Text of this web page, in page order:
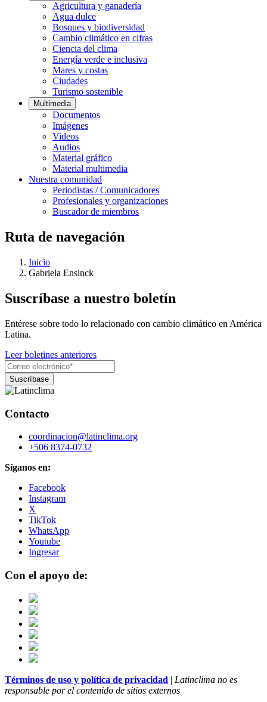
Agricultura y ganadería
Agua dulce
Bosques y biodiversidad
Cambio climático en cifras
Ciencia del clima
Energía verde e inclusiva
Mares y costas
Ciudades
Turismo sostenible
Multimedia
Documentos
Imágenes
Videos
Audios
Material gráfico
Material multimedia
Nuestra comunidad
Periodistas / Comunicadores
Profesionales y organizaciones
Buscador de miembros
Ruta de navegación
Inicio
Gabriela Ensinck
Suscríbase a nuestro boletín
Entérese sobre todo lo relacionado con cambio climático en América
Latina.
Leer boletines anteriores
Contacto
coordinacion@latinclima.org
+506 8374-0732
Síganos en:
Facebook
Instagram
X
TikTok
WhatsApp
Youtube
Ingresar
Con el apoyo de:
Términos de uso y política de privacidad | Latinclima no es
responsable por el contenido de sitios externos